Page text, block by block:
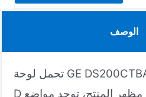
الوصف
تحمل لوحة GE DS200CTBAG1A اللاحقتين CC وD
D على اللوحة. من منظور مظهر المنتج، توجد مواضع